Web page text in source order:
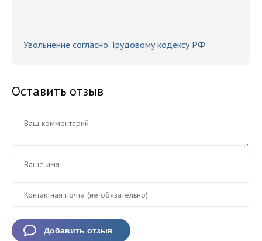
Увольнение согласно Трудовому кодексу РФ
Оставить отзыв